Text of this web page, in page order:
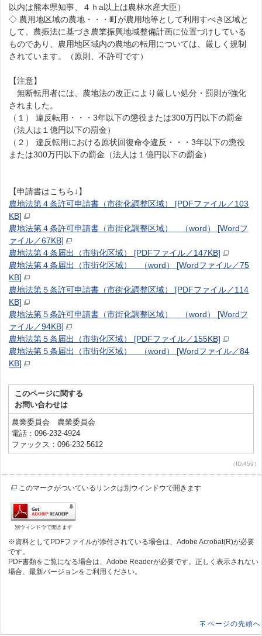
以内は熊本県知事、４ｈa以上は農林水産大臣）
◇ 農用地区域の農地・・・町が農用地等として利用すべき区域と
して、農振法に基づき農業振興地域整備計画に位置づけしている
ものであり、農用地区域内の農地の転用については、厳しく規制
されています。（原則、不許可です）
【注意】
無断転用者には、農地法の改正により厳しい処分・罰則が強化
されました。
（１） 違反転用・・・3年以下の懲役または300万円以下の罰金
（法人は１億円以下の罰金）
（２） 違反転用における原状回復命令違反・・・3年以下の懲役
または300万円以下の罰金（法人は１億円以下の罰金）
【申請書はこちら↓】
農地法第４条許可申請書（市街化調整区域） [PDFファイル／103
KB]
農地法第４条許可申請書（市街化調整区域） （word） [Wordフ
ァイル／67KB]
農地法第４条届出（市街化区域） [PDFファイル／147KB]
農地法第４条届出（市街化区域） （word） [Wordファイル／75
KB]
農地法第５条許可申請書（市街化調整区域） [PDFファイル／114
KB]
農地法第５条許可申請書（市街化調整区域） （word） [Wordフ
ァイル／94KB]
農地法第５条届出（市街化区域） [PDFファイル／155KB]
農地法第５条届出（市街化区域） （word） [Wordファイル／84
KB]
このページに関する
お問い合わせは
農業委員会 農業委員会
電話：096-232-4924
ファックス：096-232-5612
（ID:459）
このマークがついているリンクは別ウインドウで開きます
別ウィンドウで開きます
※資料としてPDFファイルが添付されている場合は、Adobe Acrobat(R)が必要
です。
PDF書類をご覧になる場合は、Adobe Readerが必要です。正しく表示されない
場合、最新バージョンをご利用ください。
ページの先頭へ